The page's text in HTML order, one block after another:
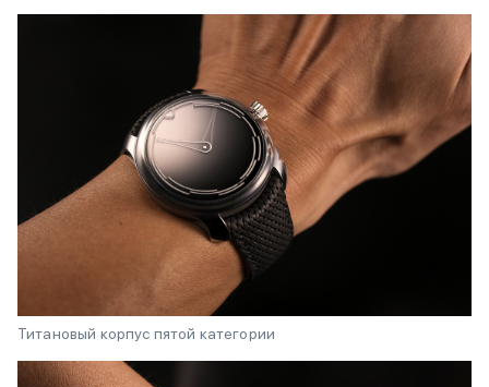
Титановый корпус пятой категории